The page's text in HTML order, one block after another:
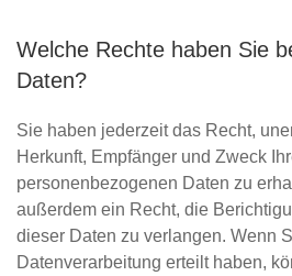
Welche Rechte haben Sie
Daten?
Sie haben jederzeit das Recht,
Herkunft, Empfänger und Zweck
personenbezogenen Daten zu
außerdem ein Recht, die
dieser Daten zu verlangen. Wenn
Datenverarbeitung erteilt haben,